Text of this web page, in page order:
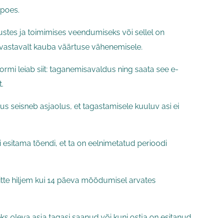
ja toimimises veendumiseks või sellel on
kauba väärtuse vähenemisele.
leiab siit: taganemisavaldus ning saata see e-
seisneb asjaolus, et tagastamisele kuuluv asi ei
tõendi, et ta on eelnimetatud perioodi
hiljem kui 14 päeva möödumisel arvates